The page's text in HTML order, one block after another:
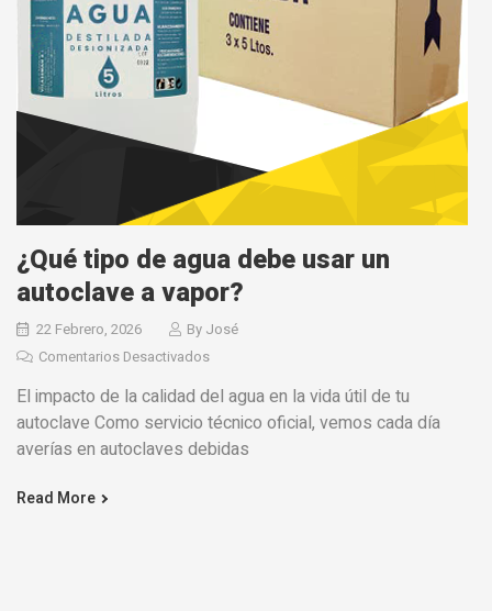
¿Qué tipo de agua debe usar un
autoclave a vapor?
22 Febrero, 2026 By José
Comentarios Desactivados
El impacto de la calidad del agua en la vida útil de tu
autoclave Como servicio técnico oficial, vemos cada día
averías en autoclaves debidas
Read More